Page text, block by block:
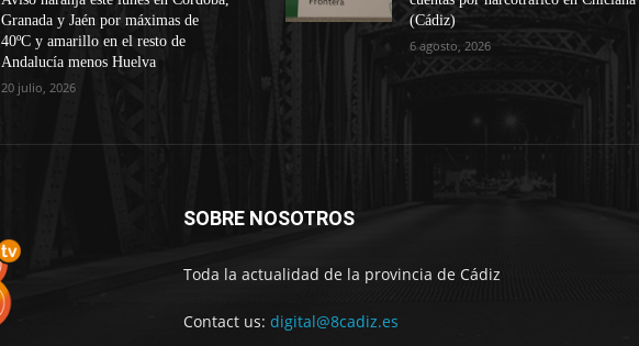
Granada y Jaén por máximas de
40ºC y amarillo en el resto de
Andalucía menos Huelva
20 julio, 2026
(Cádiz)
6 agosto, 2026
SOBRE NOSOTROS
Toda la actualidad de la provincia de Cádiz
Contact us: digital@8cadiz.es